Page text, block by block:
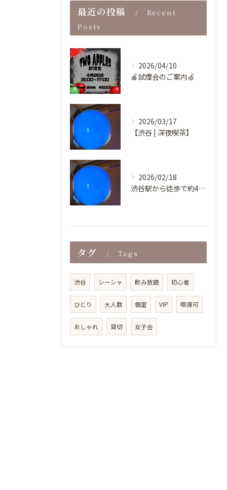
最近の投稿
Recent
Posts
2026/04/10
🍎試煙会のご案内🍏
2026/03/17
【渋谷 | 深夜喫茶】
2026/02/18
渋谷駅から徒歩で約4分という好立地にあり、ビル地下1階の気軽...
タグ Tags
渋谷 シーシャ 飲み放題 初心者
ひとり 大人数 個室 VIP 喫煙可
おしゃれ 貸切 女子会